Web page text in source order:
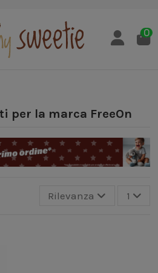
0
per la marca FreeOn
Rilevanza 1